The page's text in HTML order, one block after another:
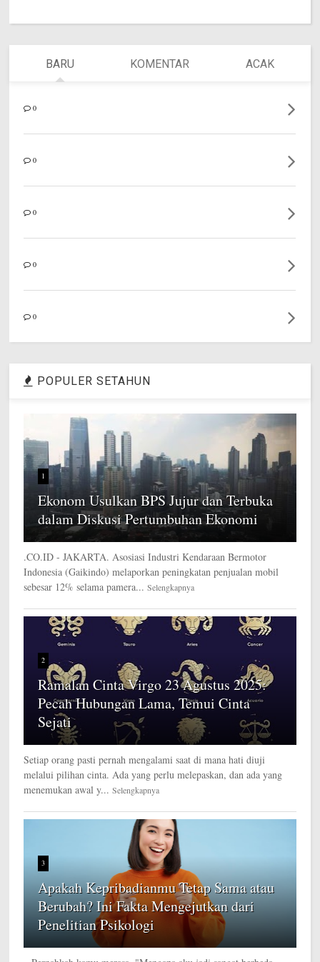
BARU KOMENTAR ACAK
0
0
0
0
0
POPULER SETAHUN
1
Ekonom Usulkan BPS Jujur dan Terbuka
dalam Diskusi Pertumbuhan Ekonomi
.CO.ID - JAKARTA. Asosiasi Industri Kendaraan Bermotor
Indonesia (Gaikindo) melaporkan peningkatan penjualan mobil
sebesar 12% selama pamera... Selengkapnya
2
Ramalan Cinta Virgo 23 Agustus 2025:
Pecah Hubungan Lama, Temui Cinta
Sejati
Setiap orang pasti pernah mengalami saat di mana hati diuji
melalui pilihan cinta. Ada yang perlu melepaskan, dan ada yang
menemukan awal y... Selengkapnya
3
Apakah Kepribadianmu Tetap Sama atau
Berubah? Ini Fakta Mengejutkan dari
Penelitian Psikologi